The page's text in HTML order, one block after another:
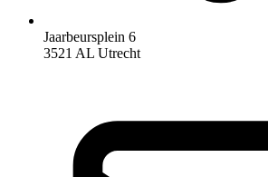
Jaarbeursplein 6
3521 AL Utrecht